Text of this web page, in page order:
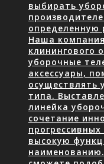
выбирать
определенную
Наша
клинингового
уборочные
аксессуары,
осуществлять
типа.
линейка
сочетание
высокую